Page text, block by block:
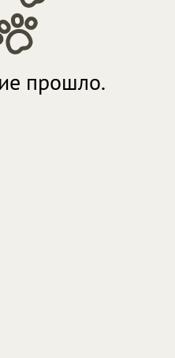
прошло.